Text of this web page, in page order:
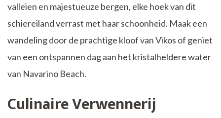
valleien en majestueuze bergen, elke hoek van dit
schiereiland verrast met haar schoonheid. Maak een
wandeling door de prachtige kloof van Vikos of geniet
van een ontspannen dag aan het kristalheldere water
van Navarino Beach.
Culinaire Verwennerij